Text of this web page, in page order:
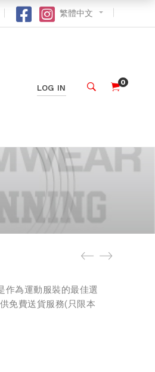
繁體中文
LOG IN
0
作為運動服裝的最佳選
免費送貨服務(只限本